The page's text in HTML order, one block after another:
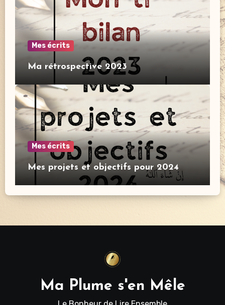
Mes écrits
Ma rétrospective 2023
Mes écrits
Mes projets et objectifs pour 2024
Ma Plume s'en Mêle